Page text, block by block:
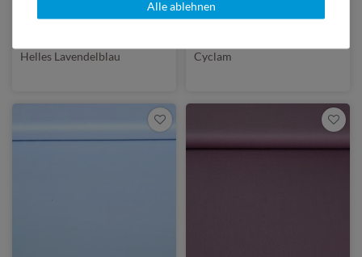
5,25 €
Helles Lavendelblau
5,25 €
Cyclam
Alle ablehnen